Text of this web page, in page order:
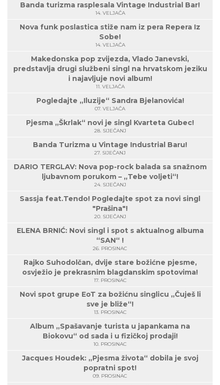
Banda turizma rasplesala Vintage Industrial Bar!
14. VELJAČA
Nova funk poslastica stiže nam iz pera Repera Iz
Sobe!
14. VELJAČA
Makedonska pop zvijezda, Vlado Janevski,
predstavlja drugi službeni singl na hrvatskom jeziku
i najavljuje novi album!
11. VELJAČA
Pogledajte „Iluzije“ Sandra Bjelanovića!
07. VELJAČA
Pjesma „Škrlak“ novi je singl Kvarteta Gubec!
28. SIJEČANJ
Banda Turizma u Vintage Industrial Baru!
27. SIJEČANJ
DARIO TERGLAV: Nova pop-rock balada sa snažnom
ljubavnom porukom – „Tebe voljeti“!
24. SIJEČANJ
Sassja feat.Tendo! Pogledajte spot za novi singl
"Prašina"!
20. SIJEČANJ
ELENA BRNIĆ: Novi singl i spot s aktualnog albuma
“SAN“ !
26. PROSINAC
Rajko Suhodolčan, dvije stare božićne pjesme,
osvježio je prekrasnim blagdanskim spotovima!
17. PROSINAC
Novi spot grupe EoT za božićnu singlicu „Čuješ li
sve je bliže“!
13. PROSINAC
Album „Spašavanje turista u japankama na
Biokovu“ od sada i u fizičkoj prodaji!
10. PROSINAC
Jacques Houdek: „Pjesma života“ dobila je svoj
popratni spot!
09. PROSINAC